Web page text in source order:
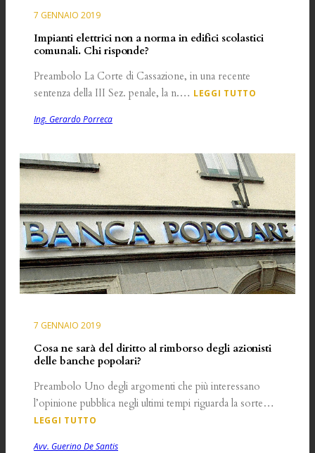
7 GENNAIO 2019
Impianti elettrici non a norma in edifici scolastici
comunali. Chi risponde?
Preambolo La Corte di Cassazione, in una recente
sentenza della III Sez. penale, la n.… LEGGI TUTTO
Ing. Gerardo Porreca
7 GENNAIO 2019
Cosa ne sarà del diritto al rimborso degli azionisti
delle banche popolari?
Preambolo Uno degli argomenti che più interessano
l’opinione pubblica negli ultimi tempi riguarda la sorte…
LEGGI TUTTO
Avv. Guerino De Santis